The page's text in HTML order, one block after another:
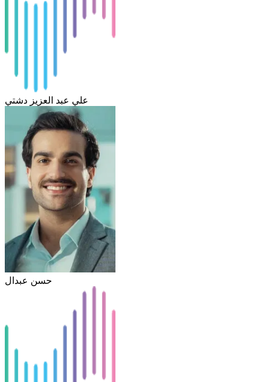
علي عبد العزيز دشتي
حسن عبدال